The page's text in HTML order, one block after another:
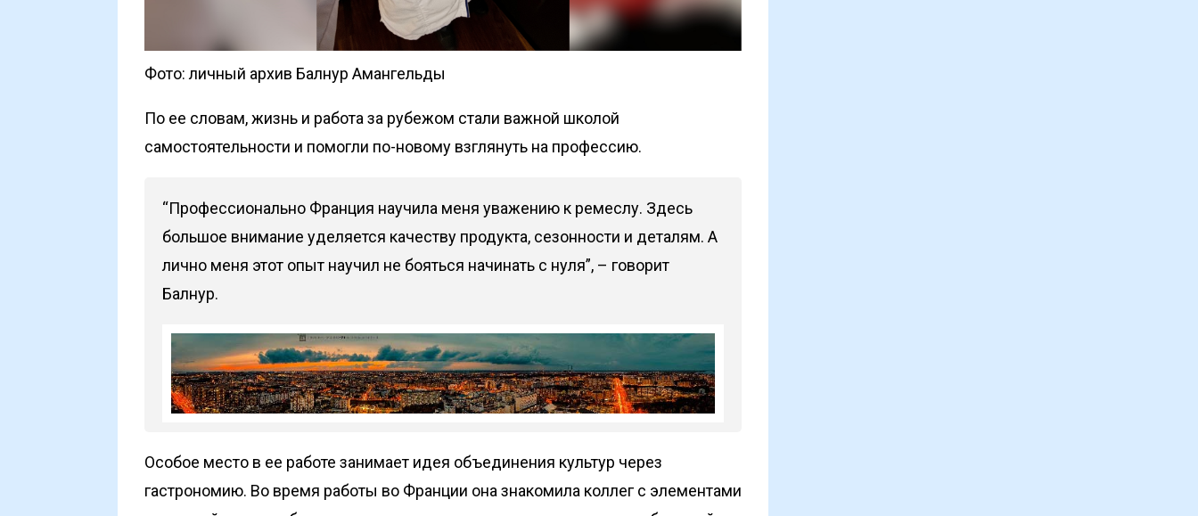
Фото: личный архив Балнур Амангельды
По ее словам, жизнь и работа за рубежом стали важной школой
самостоятельности и помогли по-новому взглянуть на профессию.
“Профессионально Франция научила меня уважению к ремеслу. Здесь
большое внимание уделяется качеству продукта, сезонности и деталям. А
лично меня этот опыт научил не бояться начинать с нуля”, – говорит
Балнур.
Особое место в ее работе занимает идея объединения культур через
гастрономию. Во время работы во Франции она знакомила коллег с элементами